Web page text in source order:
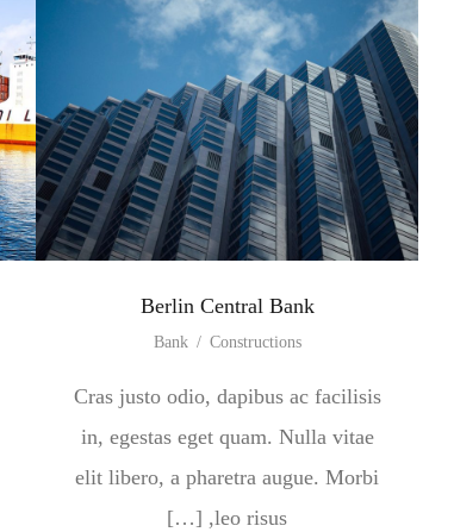
Berlin Central Bank
Bank / Constructions
Cras justo odio, dapibus ac facilisis
in, egestas eget quam. Nulla vitae
elit libero, a pharetra augue. Morbi
leo risus, […]